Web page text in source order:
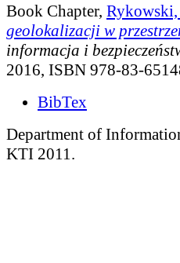
Book Chapter, Rykowski,
geolokalizacji w
informacja i
2016, ISBN 978-83-
BibTex
Department of
KTI 2011.